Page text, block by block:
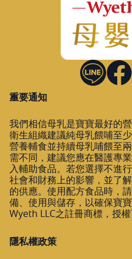
重要通知
我們相信母乳是寶寶最好的
衛生組織建議純母乳餵哺至
營養輔食並持續母乳哺餵至
需不同，建議您應在醫護專
入輔助食品。若您選擇不進
社會和財務上的影響，並了
的供應。使用配方食品時，
備、使用與儲存，以確保寶
Wyeth LLC之註冊商標，授權
隱私權政策